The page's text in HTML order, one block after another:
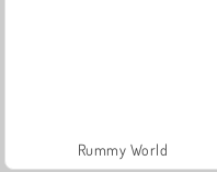
Rummy World